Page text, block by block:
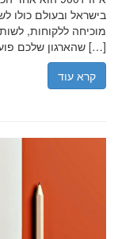
בישראל ובעולם כולו
שהארגון שלכם פועל על פי הסטנדרטים […]
קרא עוד